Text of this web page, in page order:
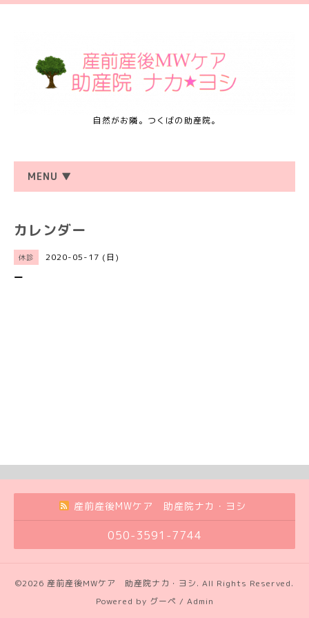
自然がお隣。つくばの助産院。
MENU ▼
カレンダー
休診 2020-05-17 (日)
ー
産前産後MWケア 助産院ナカ・ヨシ
050-3591-7744
©2026 産前産後MWケア 助産院ナカ・ヨシ. All Rights Reserved.
Powered by グーペ / Admin